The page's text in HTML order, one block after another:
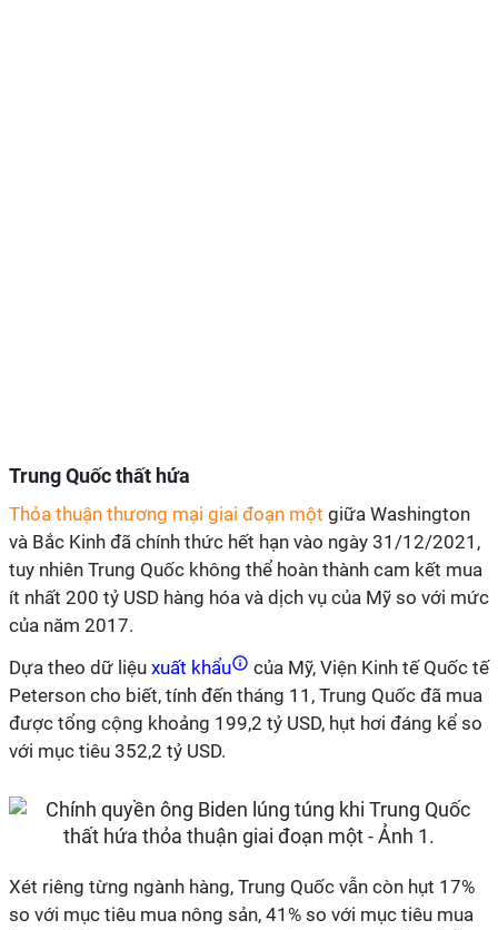
Trung Quốc thất hứa
Thỏa thuận thương mại giai đoạn một giữa Washington
và Bắc Kinh đã chính thức hết hạn vào ngày 31/12/2021,
tuy nhiên Trung Quốc không thể hoàn thành cam kết mua
ít nhất 200 tỷ USD hàng hóa và dịch vụ của Mỹ so với mức
của năm 2017.
Dựa theo dữ liệu xuất khẩu
của Mỹ, Viện Kinh tế Quốc tế
Peterson cho biết, tính đến tháng 11, Trung Quốc đã mua
được tổng cộng khoảng 199,2 tỷ USD, hụt hơi đáng kể so
với mục tiêu 352,2 tỷ USD.
Xét riêng từng ngành hàng, Trung Quốc vẫn còn hụt 17%
so với mục tiêu mua nông sản, 41% so với mục tiêu mua